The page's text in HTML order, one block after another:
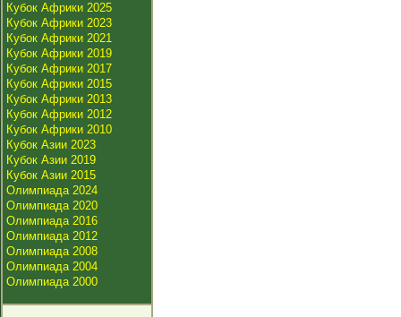
Кубок Африки 2025
Кубок Африки 2023
Кубок Африки 2021
Кубок Африки 2019
Кубок Африки 2017
Кубок Африки 2015
Кубок Африки 2013
Кубок Африки 2012
Кубок Африки 2010
Кубок Азии 2023
Кубок Азии 2019
Кубок Азии 2015
Олимпиада 2024
Олимпиада 2020
Олимпиада 2016
Олимпиада 2012
Олимпиада 2008
Олимпиада 2004
Олимпиада 2000